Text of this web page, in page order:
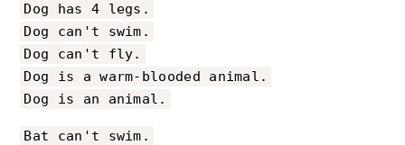
Dog has 4 legs.
Dog can't swim.
Dog can't fly.
Dog is a warm-blooded animal.
Dog is an animal.
Bat can't swim.